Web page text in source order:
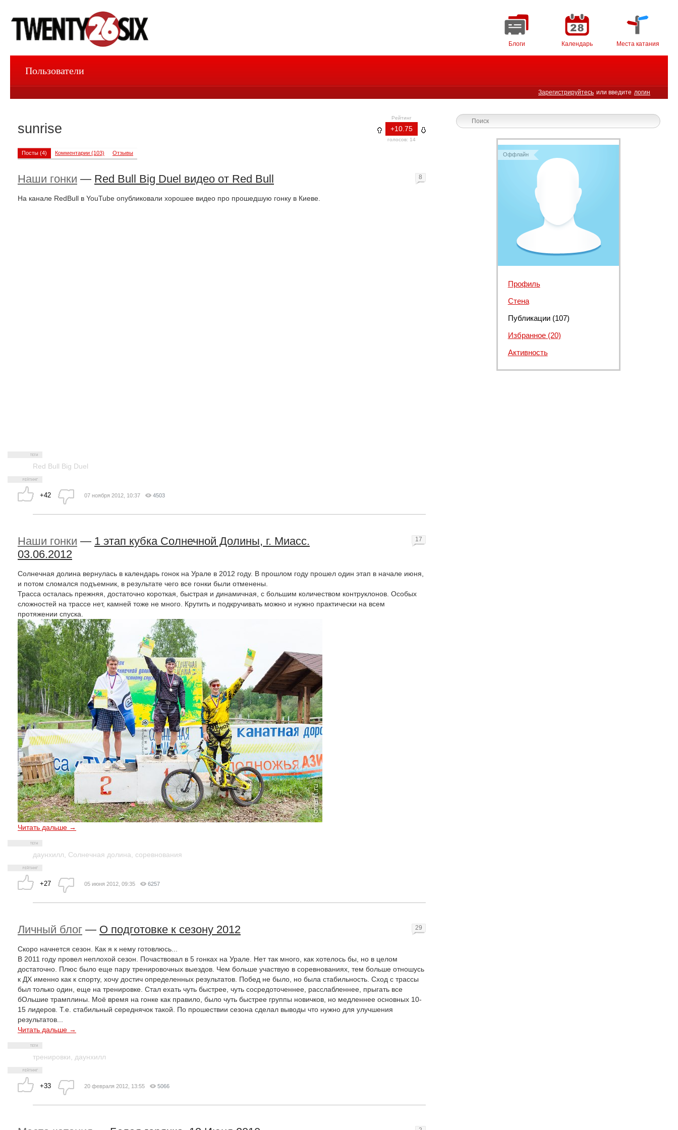
Блоги Календарь Места катания
Зарегистрируйтесь или введите логин
Пользователи
Рейтинг
+10.75
голосов: 14
sunrise
Посты (4) Комментарии (103) Отзывы
Наши гонки — Red Bull Big Duel видео от Red Bull
На канале RedBull в YouTube опубликовали хорошее видео про прошедшую гонку в Киеве.
Red Bull Big Duel
+42
8
07 ноября 2012, 10:37 4503
Наши гонки — 1 этап кубка Солнечной Долины, г. Миасс.
03.06.2012
Солнечная долина вернулась в календарь гонок на Урале в 2012 году. В прошлом году прошел один этап в начале июня,
и потом сломался подъемник, в результате чего все гонки были отменены.
Трасса осталась прежняя, достаточно короткая, быстрая и динамичная, с большим количеством контруклонов. Особых
сложностей на трассе нет, камней тоже не много. Крутить и подкручивать можно и нужно практически на всем
протяжении спуска.
Читать дальше →
даунхилл Солнечная долина соревнования
+27
17
05 июня 2012, 09:35 6257
Личный блог — О подготовке к сезону 2012
Скоро начнется сезон. Как я к нему готовлюсь...
В 2011 году провел неплохой сезон. Почаствовал в 5 гонках на Урале. Нет так много, как хотелось бы, но в целом
достаточно. Плюс было еще пару тренировочных выездов. Чем больше участвую в соревнованиях, тем больше отношусь
к ДХ именно как к спорту, хочу достич определенных результатов. Побед не было, но была стабильность. Сход с трассы
был только один, еще на тренировке. Стал ехать чуть быстрее, чуть сосредоточеннее, расслабленнее, прыгать все
бОльшие трамплины. Моё время на гонке как правило, было чуть быстрее группы новичков, но медленнее основных 10-
15 лидеров. Т.е. стабильный середнячок такой. По прошествии сезона сделал выводы что нужно для улучшения
результатов...
Читать дальше →
тренировки даунхилл
+33
29
20 февраля 2012, 13:55 5066
Оффлайн
Профиль
Стена
Публикации (107)
Избранное (20)
Активность